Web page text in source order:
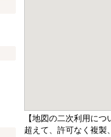
【地図の二次利用に
超えて、許可なく複製